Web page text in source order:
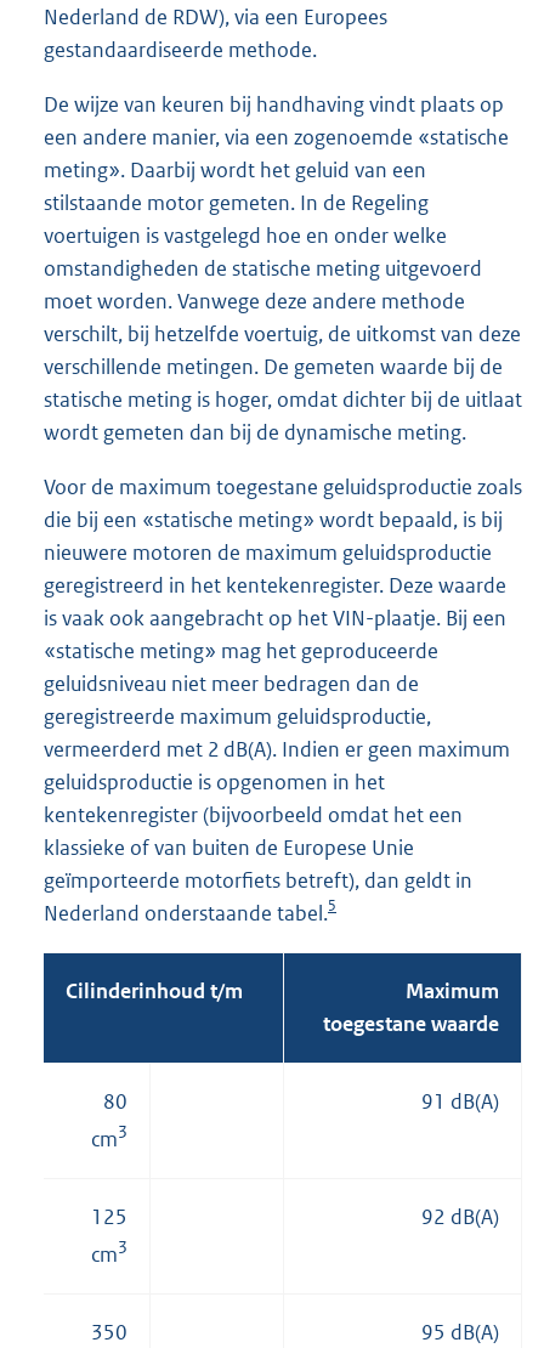
Nederland de RDW), via een Europees
gestandaardiseerde methode.
De wijze van keuren bij handhaving vindt plaats op
een andere manier, via een zogenoemde «statische
meting». Daarbij wordt het geluid van een
stilstaande motor gemeten. In de Regeling
voertuigen is vastgelegd hoe en onder welke
omstandigheden de statische meting uitgevoerd
moet worden. Vanwege deze andere methode
verschilt, bij hetzelfde voertuig, de uitkomst van deze
verschillende metingen. De gemeten waarde bij de
statische meting is hoger, omdat dichter bij de uitlaat
wordt gemeten dan bij de dynamische meting.
Voor de maximum toegestane geluidsproductie zoals
die bij een «statische meting» wordt bepaald, is bij
nieuwere motoren de maximum geluidsproductie
geregistreerd in het kentekenregister. Deze waarde
is vaak ook aangebracht op het VIN-plaatje. Bij een
«statische meting» mag het geproduceerde
geluidsniveau niet meer bedragen dan de
geregistreerde maximum geluidsproductie,
vermeerderd met 2 dB(A). Indien er geen maximum
geluidsproductie is opgenomen in het
kentekenregister (bijvoorbeeld omdat het een
klassieke of van buiten de Europese Unie
geïmporteerde motorfiets betreft), dan geldt in
Nederland onderstaande tabel.5
Cilinderinhoud t/m
Maximum
toegestane waarde
80
cm3
91 dB(A)
125
cm3
92 dB(A)
350
95 dB(A)